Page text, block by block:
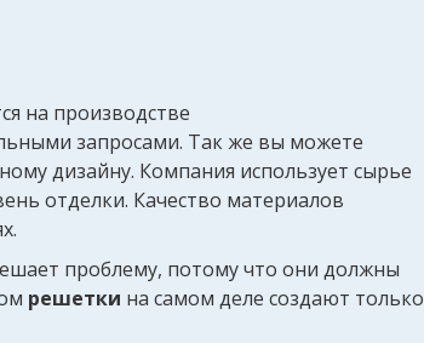
на производстве
запросами. Так же вы можете
дизайну. Компания использует сырье
отделки. Качество материалов
проблему, потому что они должны
решетки на самом деле создают только